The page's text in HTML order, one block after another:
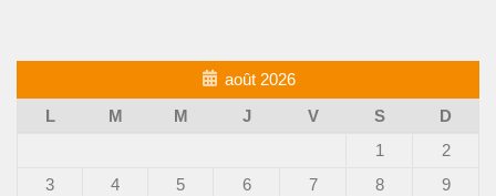
août 2026
L
M M J V S
D
1
2
3
4 5 6 7 8
9